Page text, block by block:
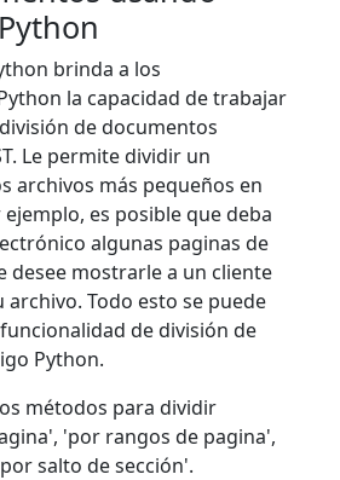
brinda a los
la capacidad de trabajar
de documentos
Le permite dividir un
archivos más pequeños en
es posible que deba
algunas paginas de
desee mostrarle a un cliente
Todo esto se puede
de división de
Python.
métodos para dividir
'por rangos de pagina',
salto de sección'.